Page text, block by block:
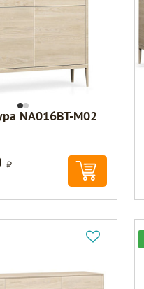
NA016BT-M02
Р